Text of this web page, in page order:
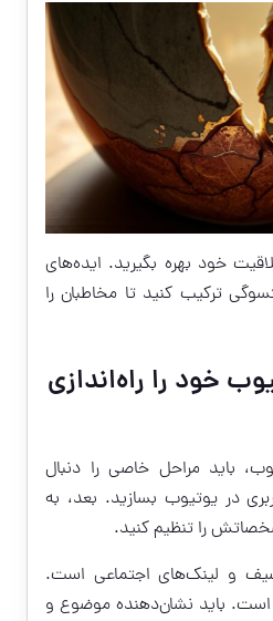
خود بهره بگیرید. ایده‌های
ترکیب کنید تا مخاطبان را
خود را راه‌اندازی
باید مراحل خاصی را دنبال
در یوتیوب بسازید. بعد، به
را تنظیم کنید.
و لینک‌های اجتماعی است.
است. باید نشان‌دهنده موضوع و